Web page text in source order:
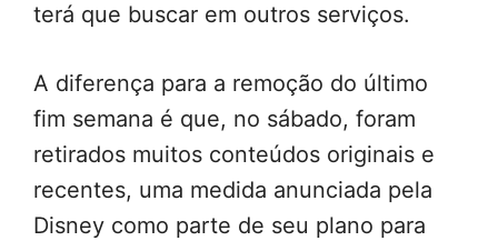
terá que buscar em outros serviços.
A diferença para a remoção do último
fim semana é que, no sábado, foram
retirados muitos conteúdos originais e
recentes, uma medida anunciada pela
Disney como parte de seu plano para